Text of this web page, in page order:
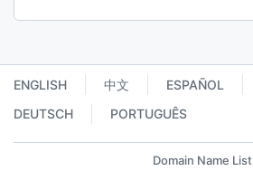
ENGLISH 中文 ESPAÑOL
DEUTSCH
PORTUGUÊS
Domain Name List